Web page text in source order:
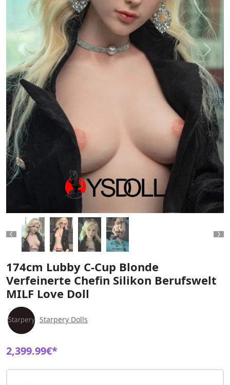
Previous Next
Previous
174cm Lubby C-Cup Blonde
Verfeinerte Chefin Silikon Berufswelt
MILF Love Doll
Starpery Dolls
2,399.99€*